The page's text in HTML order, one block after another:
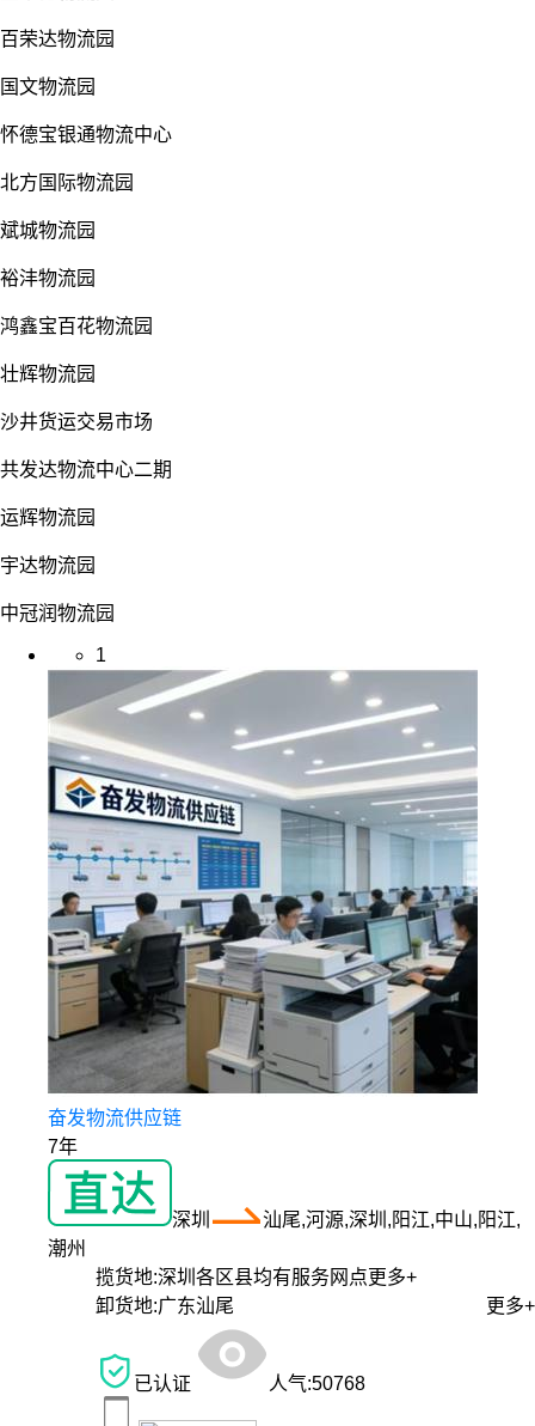
百荣达物流园
国文物流园
怀德宝银通物流中心
北方国际物流园
斌城物流园
裕沣物流园
鸿鑫宝百花物流园
壮辉物流园
沙井货运交易市场
共发达物流中心二期
运辉物流园
宇达物流园
中冠润物流园
1
奋发物流供应链
7年
深圳
汕尾,河源,深圳,阳江,中山,阳江,
潮州
揽货地:深圳各区县均有服务网点更多+
卸货地:广东汕尾 更多+
已认证 人气:50768